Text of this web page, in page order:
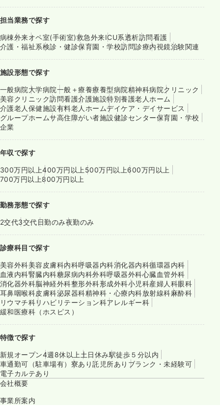
担当業務で探す
病棟外来オペ室(手術室)救急外来ICU系透析訪問看護
介護・福祉系検診・健診保育園・学校訪問診療内視鏡治験関連
施設形態で探す
一般病院大学病院一般＋療養療養型病院精神科病院クリニック
美容クリニック訪問看護介護施設特別養護老人ホーム
介護老人保健施設有料老人ホームデイケア・デイサービス
グループホームサ高住障がい者施設健診センター保育園・学校
企業
年収で探す
300万円以上400万円以上 500万円以上600万円以上
700万円以上800万円以上
勤務形態で探す
2交代3交代日勤のみ夜勤のみ
診療科目で探す
美容外科美容皮膚科内科呼吸器内科消化器内科循環器内科
血液内科腎臓内科糖尿病内科外科呼吸器外科心臓血管外科
消化器外科脳神経外科整形外科形成外科小児科産婦人科眼科
耳鼻咽喉科皮膚科泌尿器科精神科・心療内科放射線科麻酔科
リウマチ科リハビリテーション科アレルギー科
緩和医療科（ホスピス）
特徴で探す
新規オープン4週8休以上 土日休み駅徒歩５分以内
車通勤可（駐車場有） 寮あり託児所あり ブランク・未経験可
電子カルテあり
会社概要
事業所案内